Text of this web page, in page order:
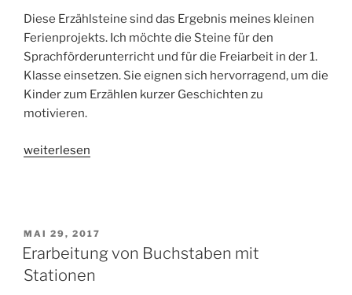
Diese Erzählsteine sind das Ergebnis meines kleinen
Ferienprojekts. Ich möchte die Steine für den
Sprachförderunterricht und für die Freiarbeit in der 1.
Klasse einsetzen. Sie eignen sich hervorragend, um die
Kinder zum Erzählen kurzer Geschichten zu
motivieren.
„Erzählsteine
weiterlesen
VERÖFFENTLICHT
AM
MAI 29, 2017
Erarbeitung von Buchstaben mit
Stationen